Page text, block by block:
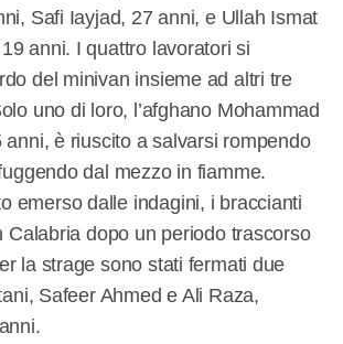
Safi Iayjad, 27 anni, e Ullah Ismat
anni. I quattro lavoratori si
del minivan insieme ad altri tre
uno di loro, l’afghano Mohammad
anni, è riuscito a salvarsi rompendo
dal mezzo in fiamme.
emerso dalle indagini, i braccianti
Calabria dopo un periodo trascorso
la strage sono stati fermati due
Safeer Ahmed e Ali Raza,